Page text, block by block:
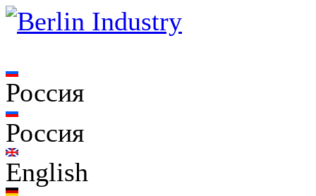
Россия
Россия
English